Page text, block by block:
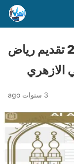
التقديم بالازهر الشريف 2023 تقديم رياض
الازهري
3 سنوات ago